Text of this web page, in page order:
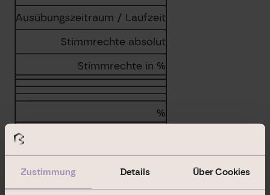
Zustimmung Details Über Cookies
Ausübungs­zeitraum / Laufzeit
Stimmrechte absolut
Stimmrechte in %
%
Summe